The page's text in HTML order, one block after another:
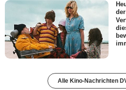
Alle Kino-Nachrichten